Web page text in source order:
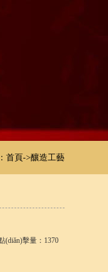
首頁->釀造工藝
(diǎn)擊量：1370